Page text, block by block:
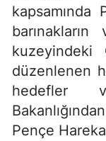
kapsamında
barınakların
kuzeyindeki
düzenlenen
hedefler
Pençe